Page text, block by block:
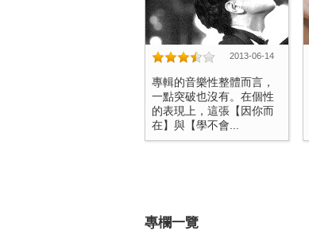
2013-06-14
專輯的音樂性整體而言，
一點突破也沒有。在個性
的表現上，這張【因你而
在】與【學不會...
專欄一覽